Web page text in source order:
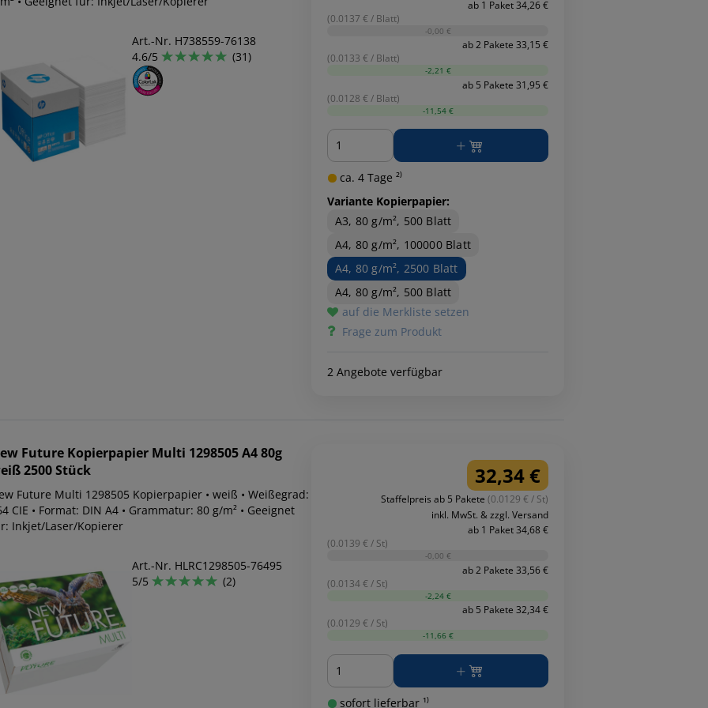
Art.-Nr. H738559-76138
4.6/5
(31)
ab 1 Paket 34,26 €
(0.0137 € / Blatt)
-0,00 €
ab 2 Pakete 33,15 €
(0.0133 € / Blatt)
-2,21 €
ab 5 Pakete 31,95 €
(0.0128 € / Blatt)
-11,54 €
Menge
ca. 4 Tage ²⁾
Variante Kopierpapier:
A3, 80 g/m², 500 Blatt
A4, 80 g/m², 100000 Blatt
A4, 80 g/m², 2500 Blatt
A4, 80 g/m², 500 Blatt
auf die Merkliste setzen
Frage zum Produkt
2 Angebote verfügbar
Future Kopierpapier Multi 1298505 A4 80g
2500 Stück
Future Multi 1298505 Kopierpapier • weiß • Weißegrad:
CIE • Format: DIN A4 • Grammatur: 80 g/m² • Geeignet
Inkjet/Laser/Kopierer
Art.-Nr. HLRC1298505-76495
5/5
(2)
32,34 €
Staffelpreis ab 5 Pakete (0.0129 € / St)
inkl. MwSt. & zzgl. Versand
ab 1 Paket 34,68 €
(0.0139 € / St)
-0,00 €
ab 2 Pakete 33,56 €
(0.0134 € / St)
-2,24 €
ab 5 Pakete 32,34 €
(0.0129 € / St)
-11,66 €
Menge
sofort lieferbar ¹⁾